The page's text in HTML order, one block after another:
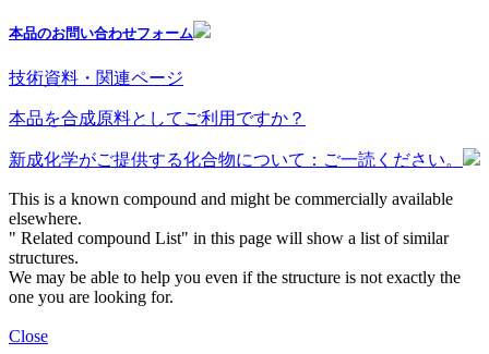
本品のお問い合わせフォーム
技術資料・関連ページ
本品を合成原料としてご利用ですか？
新成化学がご提供する化合物について：ご一読ください。
This is a known compound and might be commercially available
elsewhere.
" Related compound List" in this page will show a list of similar
structures.
We may be able to help you even if the structure is not exactly the
one you are looking for.
Close